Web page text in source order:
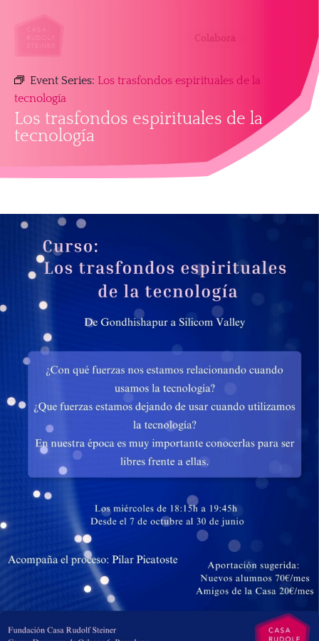
Colabora
Event Series: Los trasfondos espirituales de la
tecnología
Los trasfondos espirituales de la
tecnología